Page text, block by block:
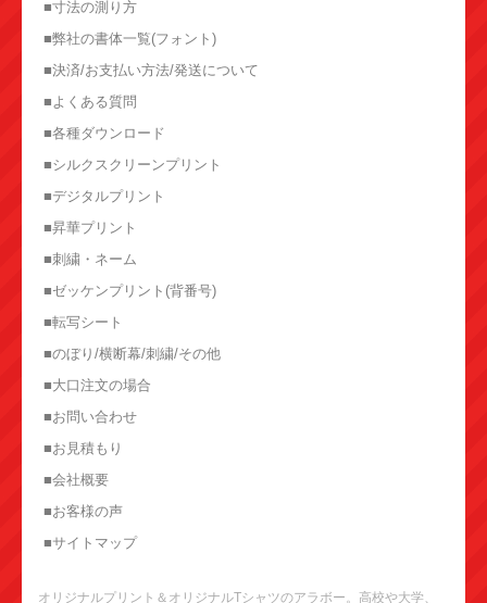
■寸法の測り方
■弊社の書体一覧(フォント)
■決済/お支払い方法/発送について
■よくある質問
■各種ダウンロード
■シルクスクリーンプリント
■デジタルプリント
■昇華プリント
■刺繍・ネーム
■ゼッケンプリント(背番号)
■転写シート
■のぼり/横断幕/刺繍/その他
■大口注文の場合
■お問い合わせ
■お見積もり
■会社概要
■お客様の声
■サイトマップ
オリジナルプリント＆オリジナルTシャツのアラボー。高校や大学、